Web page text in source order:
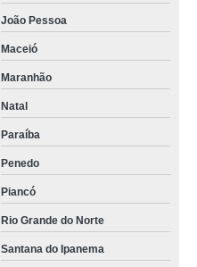
João Pessoa
Maceió
Maranhão
Natal
Paraíba
Penedo
Piancó
Rio Grande do Norte
Santana do Ipanema